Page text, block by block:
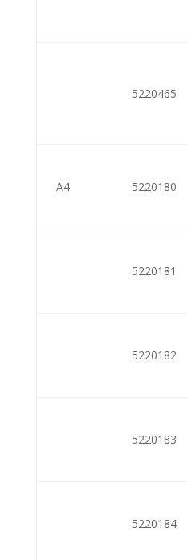
5220465
A4 5220180
5220181
5220182
5220183
5220184